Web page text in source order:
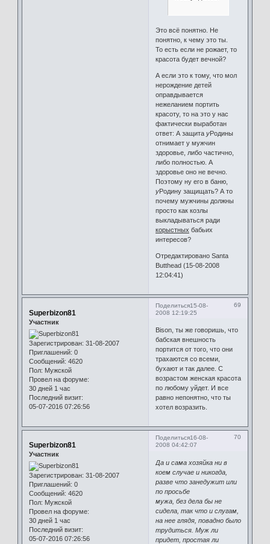
Это всё понятно. Не
понятно, к чему это ты.
То есть если не рожает, то
красота будет вечной?
А если это к тому, что мол
нерождение детей
оправдывается
нежеланием портить
красоту, то на это у нас
фактически выработан
ответ: А защита уРодины
отнимает у мужчин
здоровье, либо частично,
либо полностью. А
здоровье оно не вечно.
Поэтому ну его в баню,
уРодину защищать? А то
почему мужчины должны
просто как козлы
выкладываться ради
корыстных бабьих
интересов?
Отредактировано Santa
Butthead (15-08-2008
12:04:41)
Поделиться 69
15-08-
2008 12:19:25
Superbizon81
Участник
Зарегистрирован: 31-08-2007
Приглашений: 0
Сообщений: 4620
Пол: Мужской
Провел на форуме:
30 дней 1 час
Последний визит:
05-07-2016 07:26:56
Bison, ты же говоришь, что
бабская внешность
портится от того, что они
трахаются со всеми,
бухают и так далее. С
возрастом женская красота
по любому уйдет. И все
равно непонятно, что ты
хотел возразить.
Поделиться 70
16-08-
2008 04:42:07
Superbizon81
Участник
Зарегистрирован: 31-08-2007
Приглашений: 0
Сообщений: 4620
Пол: Мужской
Провел на форуме:
30 дней 1 час
Последний визит:
05-07-2016 07:26:56
Да и сама хозяйка ни в
коем случае и никогда,
разве что занедужит или
по просьбе
мужа, без дела бы не
сидела, так что и слугам,
на нее глядя, повадно было
трудиться. Муж ли
придет, простая ли